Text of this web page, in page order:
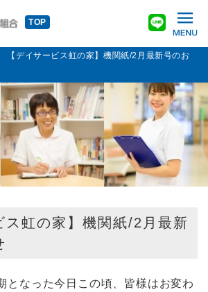
TOP
【デイサービス虹の家】機関紙/2月最新号のお
ス虹の家】機関紙/2月最新
となった今日この頃 、皆様はお変わ